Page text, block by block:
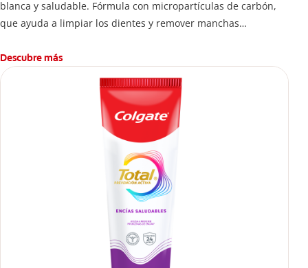
blanca y saludable. Fórmula con micropartículas de carbón,
que ayuda a limpiar los dientes y remover manchas
¿Qué hace el carbón activado en una pasta dental y por qué
se usa para ayudar a remover manchas superficiales?
También encontrarás cómo incluirla en tu rutina, en casa o de
viaje, con tips de cepillado para una sonrisa sana.
Descubre más